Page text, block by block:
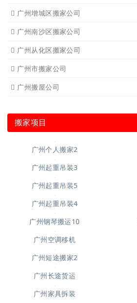
广州增城区搬家公司
广州南沙区搬家公司
广州从化区搬家公司
广州市搬家公司
广州搬屋公司
搬家项目
广州个人搬家2
广州起重吊装3
广州起重吊装5
广州起重吊装4
广州钢琴搬运10
广州空调移机
广州短途搬家2
广州长途货运
广州家具拆装